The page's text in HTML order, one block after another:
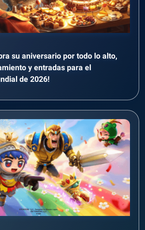
su aniversario por todo lo alto,
y entradas para el
de 2026!